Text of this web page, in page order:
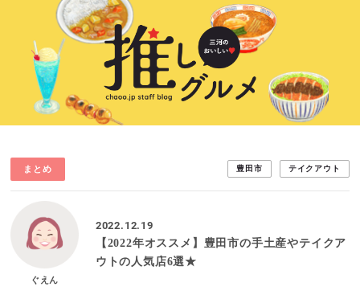
まとめ 豊田市 テイクアウト
ぐえん
2022.12.19
【2022年オススメ】豊田市の手土産やテイクア
ウトの人気店6選★